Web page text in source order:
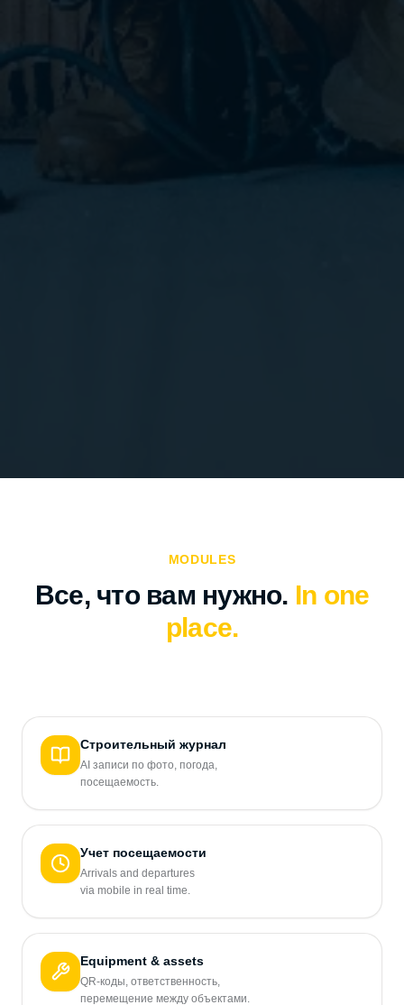
MODULES
Все, что вам нужно. In one
place.
Строительный журнал
AI записи по фото, погода,
посещаемость.
Учет посещаемости
Arrivals and departures
via mobile in real time.
Equipment & assets
QR-коды, ответственность,
перемещение между объектами.